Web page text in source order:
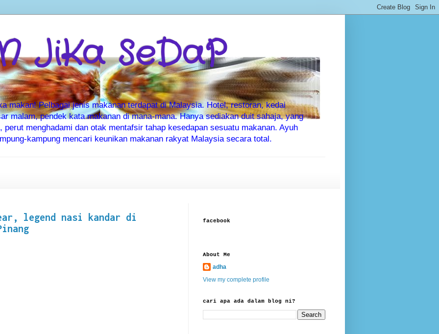
JiKa SeDaP
makan! Pelbagai jenis makanan terdapat di Malaysia. Hotel, restoran, kedai
malam, pendek kata makanan di mana-mana. Hanya sediakan duit sahaja, yang
menghadami dan otak mentafsir tahap kesedapan sesuatu makanan. Ayuh
kampung mencari keunikan makanan rakyat Malaysia secara total.
legend nasi kandar di
facebook
About Me
adha
View my complete profile
cari apa ada dalam blog ni?